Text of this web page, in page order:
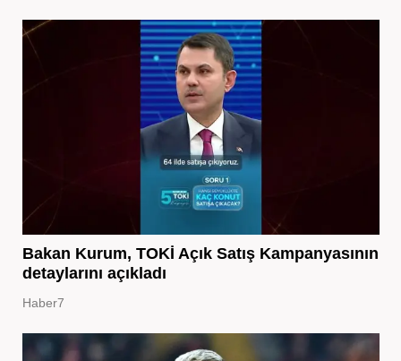
Bakan Kurum, TOKİ Açık Satış Kampanyasının
detaylarını açıkladı
Haber7